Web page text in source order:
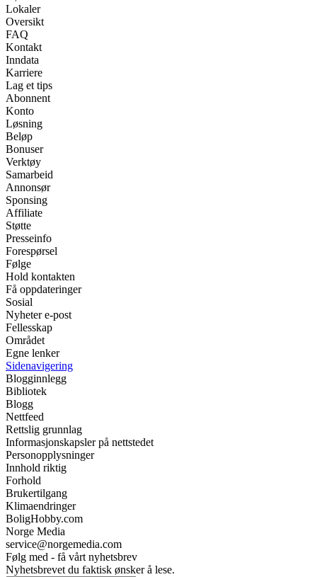
Lokaler
Oversikt
FAQ
Kontakt
Inndata
Karriere
Lag et tips
Abonnent
Konto
Løsning
Beløp
Bonuser
Verktøy
Samarbeid
Annonsør
Sponsing
Affiliate
Støtte
Presseinfo
Forespørsel
Følge
Hold kontakten
Få oppdateringer
Sosial
Nyheter e-post
Fellesskap
Området
Egne lenker
Sidenavigering
Blogginnlegg
Bibliotek
Blogg
Nettfeed
Rettslig grunnlag
Informasjonskapsler på nettstedet
Personopplysninger
Innhold riktig
Forhold
Brukertilgang
Klimaendringer
BoligHobby.com
Norge Media
service@norgemedia.com
Følg med - få vårt nyhetsbrev
Nyhetsbrevet du faktisk ønsker å lese.